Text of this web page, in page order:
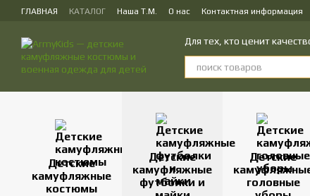
Перейти к основному контенту
ГЛАВНАЯ КАТАЛОГ Наша Т.М. О нас Контактная информация
Для тех, кто ценит
Детские
камуфляжные
костюмы
Детские
камуфляжные
футболки и
Детские
головные